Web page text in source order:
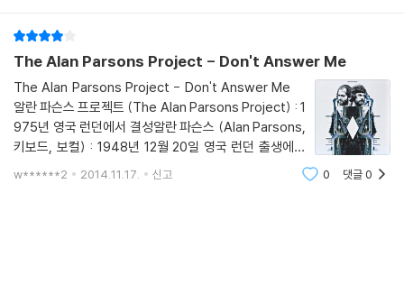
The Alan Parsons Project - Don't Answer Me
The Alan Parsons Project - Don't Answer Me
알란 파슨스 프로젝트 (The Alan Parsons Project) : 1
975년 영국 런던에서 결성알란 파슨스 (Alan Parsons,
키보드, 보컬) : 1948년 12월 20일 영국 런던 출생에릭
울프슨 (Eric Woolfson, 키보드, 보컬) : 1945년 3월 1
w******2 2014.11.17. 신고 0 댓글0